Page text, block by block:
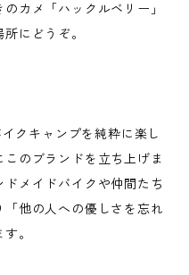
カメ「ハックルベリー」
にどうぞ。
クキャンプを純粋に楽し
のブランドを立ち上げま
メイドバイクや仲間たち
他の人への優しさを忘れ
。